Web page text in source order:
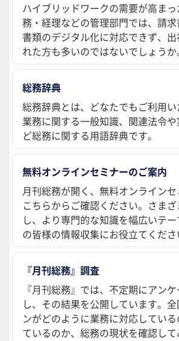
ハイブリッドワークの需要が高ま
務・経理などの管理部門では、請
書類のデジタル化に対応できず、
れた方も多いのではないでしょうか
総務辞典
総務辞典とは、どなたでもご利用
業務に関する一般知識、関連法令
ど総務に関する用語辞典です。
無料オンラインセミナーのご案内
月刊総務が開く、無料オンライン
こちらからご確認ください。さま
し、より専門的な知識を幅広いテ
の皆様の情報収集にお役立てくださ
『月刊総務』調査
『月刊総務』では、不定期にアン
し、その結果を公開しています。
ンがどのように業務に対応してい
ているのか、総務の現状を確認して